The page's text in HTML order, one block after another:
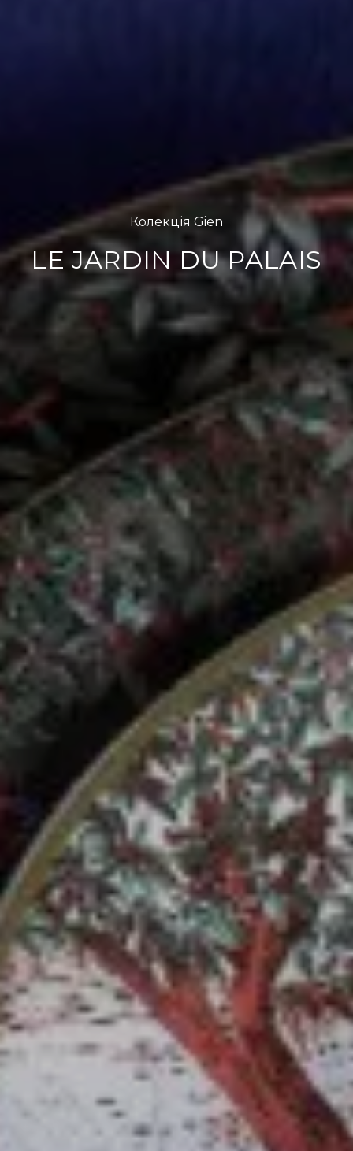
Колекція Gien
LE JARDIN DU PALAIS